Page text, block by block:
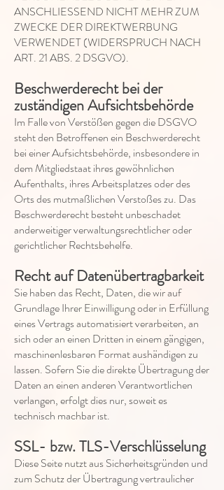
ANSCHLIESSEND NICHT MEHR ZUM
ZWECKE DER DIREKTWERBUNG
VERWENDET (WIDERSPRUCH NACH
ART. 21 ABS. 2 DSGVO).
Beschwerderecht bei der
zuständigen Aufsichtsbehörde
Im Falle von Verstößen gegen die DSGVO
steht den Betroffenen ein Beschwerderecht
bei einer Aufsichtsbehörde, insbesondere in
dem Mitgliedstaat ihres gewöhnlichen
Aufenthalts, ihres Arbeitsplatzes oder des
Orts des mutmaßlichen Verstoßes zu. Das
Beschwerderecht besteht unbeschadet
anderweitiger verwaltungsrechtlicher oder
gerichtlicher Rechtsbehelfe.
Recht auf Datenübertragbarkeit
Sie haben das Recht, Daten, die wir auf
Grundlage Ihrer Einwilligung oder in Erfüllung
eines Vertrags automatisiert verarbeiten, an
sich oder an einen Dritten in einem gängigen,
maschinenlesbaren Format aushändigen zu
lassen. Sofern Sie die direkte Übertragung der
Daten an einen anderen Verantwortlichen
verlangen, erfolgt dies nur, soweit es
technisch machbar ist.
SSL- bzw. TLS-Verschlüsselung
Diese Seite nutzt aus Sicherheitsgründen und
zum Schutz der Übertragung vertraulicher